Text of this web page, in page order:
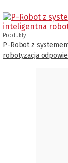
Produkty
P-Robot z
robotyzacja